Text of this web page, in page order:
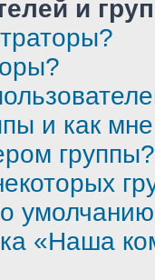
и
и как
группы?
«Наша